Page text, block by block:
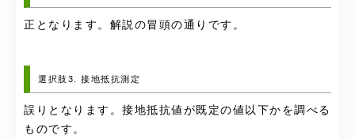
正となります。解説の冒頭の通りです。
選択肢3. 接地抵抗測定
誤りとなります。接地抵抗値が既定の値以下かを調べる
ものです。